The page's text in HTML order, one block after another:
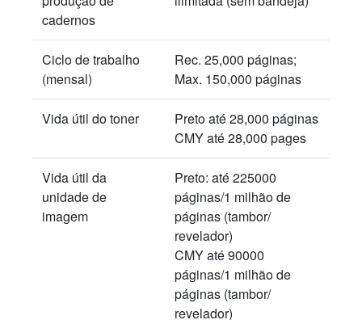
cadernos
Ciclo de trabalho
(mensal)
Rec. 25,000 páginas;
Max. 150,000 páginas
Vida útil do toner
Preto até 28,000 páginas
CMY até 28,000 pages
Vida útil da
unidade de
imagem
Preto: até 225000
páginas/1 milhão de
páginas (tambor/
revelador)
CMY até 90000
páginas/1 milhão de
páginas (tambor/
revelador)